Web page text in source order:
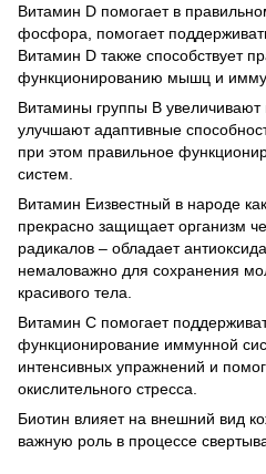
Витамин D помогает в
фосфора, помогает
Витамин D также способствует
функционированию мышц и
Витамины группы В увеличивают
улучшают адаптивные
при этом правильное
систем.
Витамин Еизвестный в народе
прекрасно защищает организм
радикалов – обладает
немаловажно для сохранения
красивого тела.
Витамин С помогает
функционирование иммунной
интенсивных упражнений и
окислительного стресса.
Биотин влияет на внешний вид
важную роль в процессе